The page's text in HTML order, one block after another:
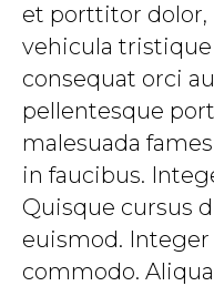
et porttitor dolor,
vehicula
consequat orci
pellentesque
malesuada
in faucibus.
Quisque cursus
euismod.
commodo.